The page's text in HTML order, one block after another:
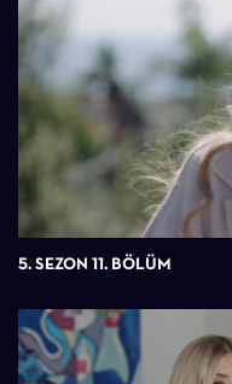
5. SEZON 11. BÖLÜM